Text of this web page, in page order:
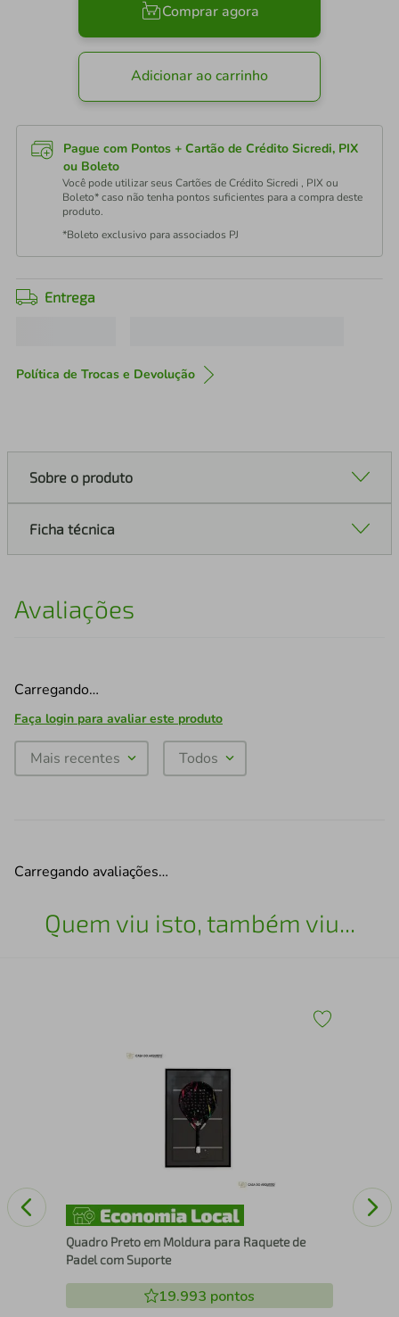
Comprar agora
Adicionar ao carrinho
Pague com Pontos + Cartão de Crédito Sicredi, PIX
ou Boleto
Você pode utilizar seus Cartões de Crédito Sicredi , PIX ou
Boleto* caso não tenha pontos suficientes para a compra deste
produto.
*Boleto exclusivo para associados PJ
Entrega
Política de Trocas e Devolução
Sobre o produto
Ficha técnica
Avaliações
Carregando…
Faça login para avaliar este produto
Mais recentes Todos
Carregando avaliações…
Quem viu isto, também viu...
Quadro Preto em Moldura para Raquete de
Padel com Suporte
19.993 pontos